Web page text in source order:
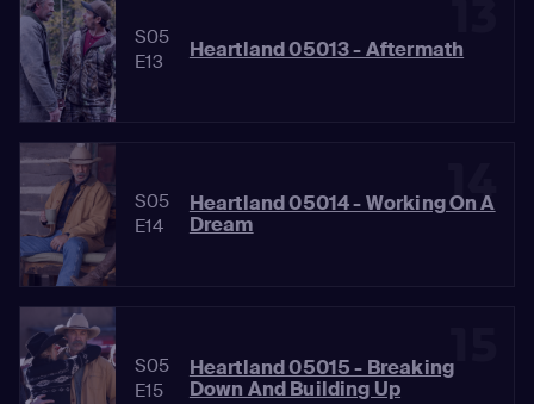
S05
E13
Heartland 05013 - Aftermath
14
S05
E14
Heartland 05014 - Working On A
Dream
S05
E15
Heartland 05015 - Breaking
Down And Building Up